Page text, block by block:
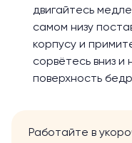
двигайтесь
самом низу
корпусу и
сорвётесь вниз
поверхность
Работайте в